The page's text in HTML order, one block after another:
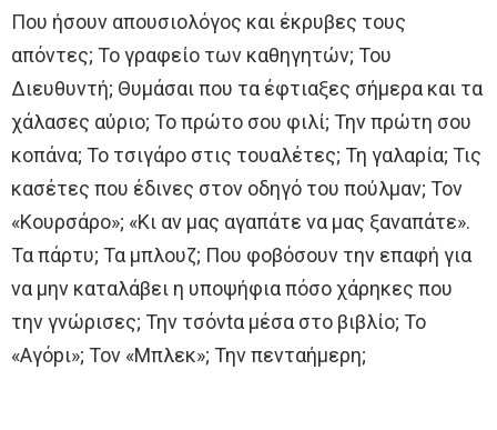
Που ήσουν απουσιολόγος και έκρυβες τους
απόντες; Το γραφείο των καθηγητών; Του
Διευθυντή; Θυμάσαι που τα έφτιαξες σήμερα και τα
χάλασες αύριο; Το πρώτο σου φιλί; Την πρώτη σου
κοπάνα; Το τσιγάρο στις τουαλέτες; Τη γαλαρία; Τις
κασέτες που έδινες στον οδηγό του πούλμαν; Τον
«Κουρσάρο»; «Κι αν μας αγαπάτε να μας ξαναπάτε».
Τα πάρτυ; Τα μπλουζ; Που φοβόσουν την επαφή για
να μην καταλάβει η υποψήφια πόσο χάρηκες που
την γνώρισες; Την τσόνtα μέσα στο βιβλίο; Το
«Αγόpι»; Τον «Μπλεκ»; Την πενταήμερη;